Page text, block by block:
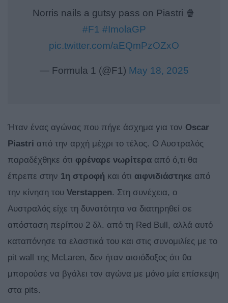
Norris nails a gutsy pass on Piastri 🍿
#F1 #ImolaGP
pic.twitter.com/aEQmPzOZxO
— Formula 1 (@F1) May 18, 2025
Ήταν ένας αγώνας που πήγε άσχημα για τον Oscar
Piastri από την αρχή μέχρι το τέλος. Ο Αυστραλός
παραδέχθηκε ότι φρέναρε νωρίτερα από ό,τι θα
έπρεπε στην 1η στροφή και ότι αιφνιδιάστηκε από
την κίνηση του Verstappen. Στη συνέχεια, ο
Αυστραλός είχε τη δυνατότητα να διατηρηθεί σε
απόσταση περίπου 2 δλ. από τη Red Bull, αλλά αυτό
καταπόνησε τα ελαστικά του και στις συνομιλίες με το
pit wall της McLaren, δεν ήταν αισιόδοξος ότι θα
μπορούσε να βγάλει τον αγώνα με μόνο μία επίσκεψη
στα pits.